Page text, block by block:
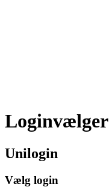
Loginvælger
Unilogin
Vælg login